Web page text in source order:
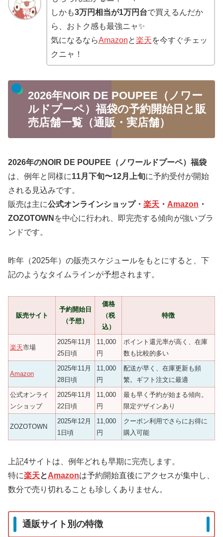
しかも3万円相当が1万円台で買えるんだか
ら、おトク感も最強ニャ✨
気になるならAmazonと楽天を今すぐチェッ
クニャ！
2026年NOIR DE POUPEE（ノワー
ルドプーペ）福袋の予約開始日と販
売店舗一覧（通販・実店舗）
2026年のNOIR DE POUPEE（ノワールドプーペ）福袋
は、例年と同様に11月下旬〜12月上旬に予約受付が開始
される見込みです。
販売は主に公式オンラインショップ・ 楽天 ・ Amazon ・
ZOZOTOWN を中心に行われ、即完売する傾向が強いブラ
ンドです。
昨年（2025年）の販売スケジュールをもとにすると、下
記のようなタイムラインが予想されます。
販売サイト
予約開始日
（予想）
価格
（税
込）
特徴
楽天市場
2025年11月
25日頃
11,000
円
ポイント還元率が高く、在庫
数も比較的多い
Amazon
2025年11月
28日頃
11,000
円
配送が早く、在庫更新も頻
繁。ギフト注文に最適
公式オンライ
ンショップ
2025年11月
22日頃
11,000
円
最も早く予約が始まる傾向。
限定デザインあり
ZOZOTOWN
2025年12月
1日頃
11,000
円
クーポン利用でさらにお得に
購入可能
上記4サイトは、例年どれも早期に完売します。
特に楽天とAmazonは予約開始直後にアクセスが集中し、
数分で売り切れることも珍しくありません。
通販サイト別の特徴